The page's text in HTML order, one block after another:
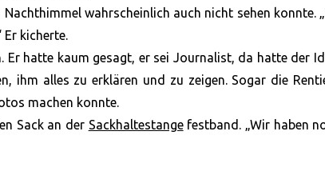
wahrscheinlich auch nicht sehen konnte.
Er kicherte.
hatte kaum gesagt, er sei Journalist, da hatte der
ihm alles zu erklären und zu zeigen. Sogar die
machen konnte.
Sack an der Sackhaltestangefestband. „Wir haben